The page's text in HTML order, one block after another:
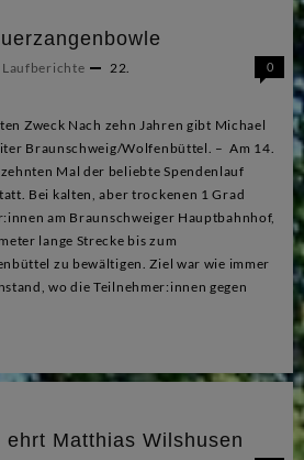
Laufberichte
22.
0
Zweck Nach zehn Jahren gibt Michael
Braunschweig/Wolfenbüttel. – Am 14.
Mal der beliebte Spendenlauf
Bei kalten, aber trockenen 1 Grad
am Braunschweiger Hauptbahnhof,
lange Strecke bis zum
zu bewältigen. Ziel war wie immer
wo die Teilnehmer:innen gegen
ehrt Matthias Wilshusen